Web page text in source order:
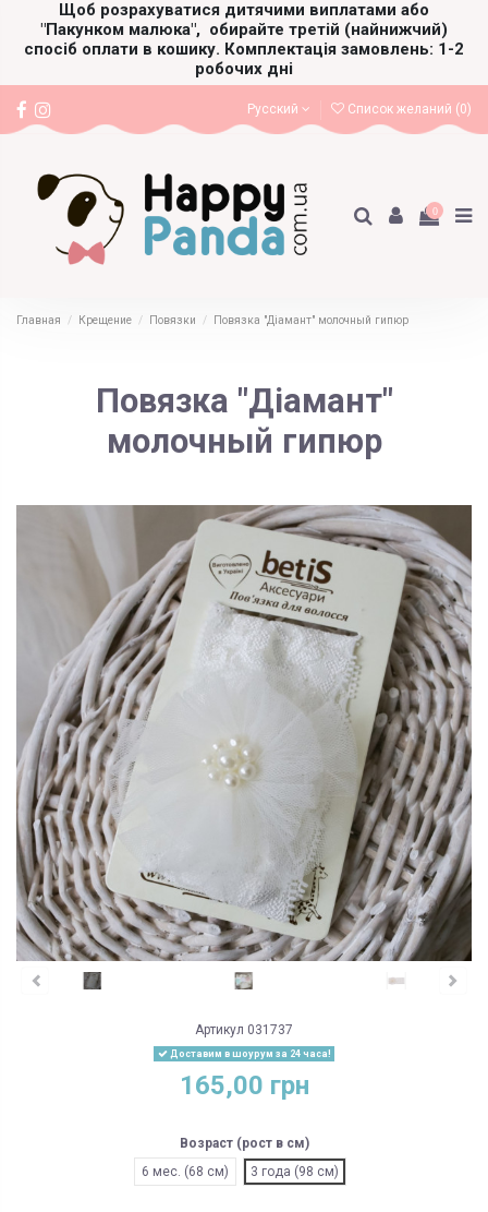
Щоб розрахуватися дитячими виплатами або
"Пакунком малюка", обирайте третій (найнижчий)
спосіб оплати в кошику. Комплектація замовлень: 1-2
робочих дні
Русский Список желаний (0)
0
Главная Крещение Повязки Повязка "Діамант" молочный гипюр
Повязка "Діамант"
молочный гипюр
Артикул 031737
Доставим в шоурум за 24 часа!
165,00 грн
Возраст (рост в см)
6 мес. (68 см)
3 года (98 см)